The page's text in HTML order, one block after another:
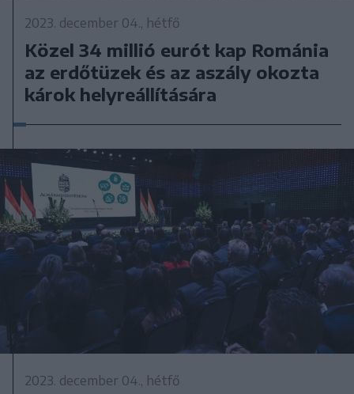
2023. december 04., hétfő
Közel 34 millió eurót kap Románia
az erdőtüzek és az aszály okozta
károk helyreállítására
2023. december 04., hétfő